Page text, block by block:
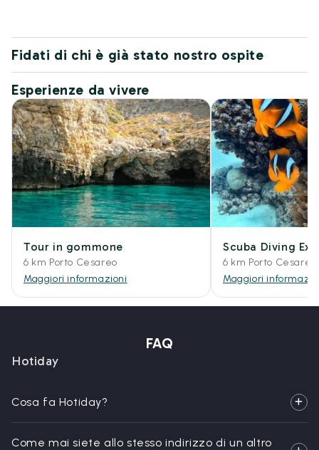
Fidati di chi è già stato nostro ospite
Esperienze da vivere
Tour in gommone
6 km Porto Cesareo
Maggiori informazioni
Scuba Diving
6 km Porto Cesareo
Maggiori
FAQ
Hotiday
Cosa fa Hotiday?
Come mai siete allo stesso indirizzo di un altro